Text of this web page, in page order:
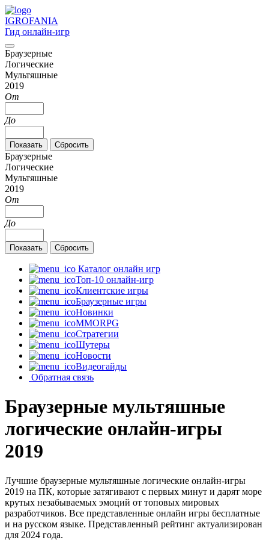
IGROFANIA
Гид онлайн-игр
Браузерные
Логические
Мультяшные
2019
От
До
Браузерные
Логические
Мультяшные
2019
От
До
Каталог онлайн игр
Топ-10 онлайн-игр
Клиентские игры
Браузерные игры
Новинки
MMORPG
Стратегии
Шутеры
Новости
Видеогайды
Обратная связь
Браузерные мультяшные
логические онлайн-игры
2019
Лучшие браузерные мультяшные логические онлайн-игры
2019 на ПК, которые затягивают с первых минут и дарят море
крутых незабываемых эмоций от топовых мировых
разработчиков. Все представленные онлайн игры бесплатные
и на русском языке. Представленный рейтинг актуализирован
для 2024 года.